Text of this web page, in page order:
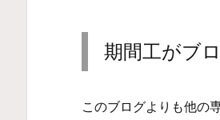
期間工がブ
このブログよりも他の